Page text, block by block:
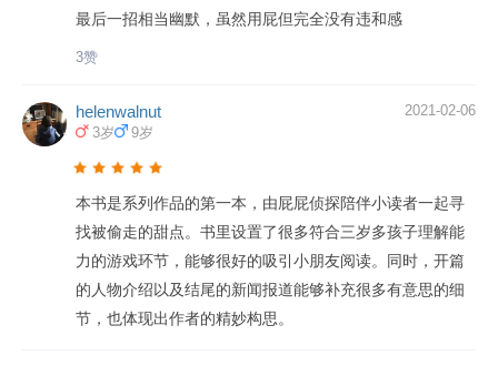
最后一招相当幽默，虽然用屁但完全没有违和感
3赞
helenwalnut
3岁 9岁
2021-02-06
本书是系列作品的第一本，由屁屁侦探陪伴小读者一起寻
找被偷走的甜点。书里设置了很多符合三岁多孩子理解能
力的游戏环节，能够很好的吸引小朋友阅读。同时，开篇
的人物介绍以及结尾的新闻报道能够补充很多有意思的细
节，也体现出作者的精妙构思。